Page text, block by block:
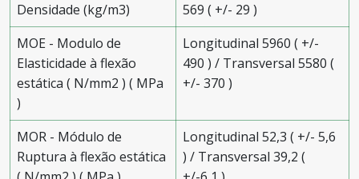
Densidade (kg/m3)
569 ( +/- 29 )
MOE - Modulo de
Elasticidade à flexão
estática ( N/mm2 ) ( MPa
)
Longitudinal 5960 ( +/-
490 ) / Transversal 5580 (
+/- 370 )
MOR - Módulo de
Ruptura à flexão estática
Longitudinal 52,3 ( +/- 5,6
) / Transversal 39,2 (